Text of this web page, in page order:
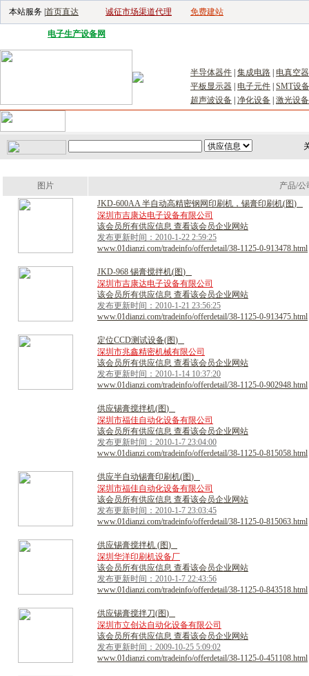
本站服务 | 首页直达 诚征市场渠道代理 免费建站
电子生产设备网
半导体器件 集成电路
电真空
平板显示器
电子元件 SMT设备
超声波设备 净化设备 激光设备
图片
产品/公
JKD-600AA 半自动高精密钢 网印刷机 ， 锡膏印刷机(图)
深圳市吉康达电子设备有限公司
该会员所有供应信息 查看该会员企业网站
发布更新时间：2010-1-22 2:59:25
www.01dianzi.com/tradeinfo/offerdetail/38-1125-0-913478.html
JKD-968 锡膏搅拌机(图)
深圳市吉康达电子设备有限公司
该会员所有供应信息 查看该会员企业网站
发布更新时间：2010-1-21 23:56:25
www.01dianzi.com/tradeinfo/offerdetail/38-1125-0-913475.html
定位CCD测试设备(图)
深圳市兆鑫精密机械有限公司
该会员所有供应信息 查看该会员企业网站
发布更新时间：2010-1-14 10:37:20
www.01dianzi.com/tradeinfo/offerdetail/38-1125-0-902948.html
供应锡膏搅拌机(图)
深圳市福佳自动化设备有限公司
该会员所有供应信息 查看该会员企业网站
发布更新时间：2010-1-7 23:04:00
www.01dianzi.com/tradeinfo/offerdetail/38-1125-0-815058.html
供应半自动锡膏印刷机(图)
深圳市福佳自动化设备有限公司
该会员所有供应信息 查看该会员企业网站
发布更新时间：2010-1-7 23:03:45
www.01dianzi.com/tradeinfo/offerdetail/38-1125-0-815063.html
供应锡膏搅拌机 (图)
深圳华洋印刷机设备厂
该会员所有供应信息 查看该会员企业网站
发布更新时间：2010-1-7 22:43:56
www.01dianzi.com/tradeinfo/offerdetail/38-1125-0-843518.html
供应锡膏搅拌刀(图)
深圳市立创达自动化设备有限公司
该会员所有供应信息 查看该会员企业网站
发布更新时间：2009-10-25 5:09:02
www.01dianzi.com/tradeinfo/offerdetail/38-1125-0-451108.html